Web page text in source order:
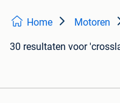
Home Motoren
30 resultaten voor